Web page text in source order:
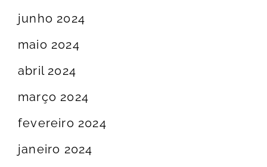
junho 2024
maio 2024
abril 2024
março 2024
fevereiro 2024
janeiro 2024